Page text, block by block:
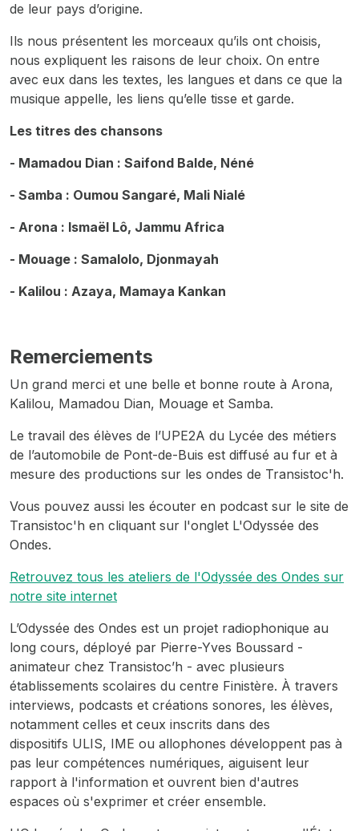
de leur pays d’origine.
Ils nous présentent les morceaux qu’ils ont choisis,
nous expliquent les raisons de leur choix. On entre
avec eux dans les textes, les langues et dans ce que la
musique appelle, les liens qu’elle tisse et garde.
Les titres des chansons
- Mamadou Dian : Saifond Balde, Néné
- Samba : Oumou Sangaré, Mali Nialé
- Arona : Ismaël Lô, Jammu Africa
- Mouage : Samalolo, Djonmayah
- Kalilou : Azaya, Mamaya Kankan
Remerciements
Un grand merci et une belle et bonne route à Arona,
Kalilou, Mamadou Dian, Mouage et Samba.
Le travail des élèves de l’UPE2A du Lycée des métiers
de l’automobile de Pont-de-Buis est diffusé au fur et à
mesure des productions sur les ondes de Transistoc'h.
Vous pouvez aussi les écouter en podcast sur le site de
Transistoc'h en cliquant sur l'onglet L'Odyssée des
Ondes.
Retrouvez tous les ateliers de l'Odyssée des Ondes sur
notre site internet
L’Odyssée des Ondes est un projet radiophonique au
long cours, déployé par Pierre-Yves Boussard -
animateur chez Transistoc’h - avec plusieurs
établissements scolaires du centre Finistère. À travers
interviews, podcasts et créations sonores, les élèves,
notamment celles et ceux inscrits dans des
dispositifs ULIS, IME ou allophones développent pas à
pas leur compétences numériques, aiguisent leur
rapport à l'information et ouvrent bien d'autres
espaces où s'exprimer et créer ensemble.